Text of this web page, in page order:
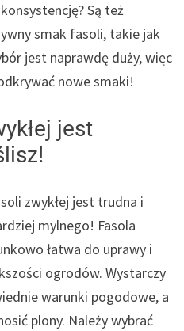
Są też
smak fasoli, takie jak
jest naprawdę duży, więc
nowe smaki!
jest
zwykłej jest trudna i
mylnego! Fasola
łatwa do uprawy i
ogrodów. Wystarczy
warunki pogodowe, a
plony. Należy wybrać